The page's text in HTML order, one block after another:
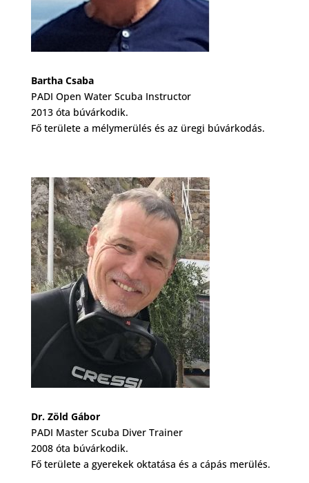
Bartha Csaba
PADI Open Water Scuba Instructor
2013 óta búvárkodik.
Fő területe a mélymerülés és az üregi búvárkodás.
Dr. Zöld Gábor
PADI Master Scuba Diver Trainer
2008 óta búvárkodik.
Fő területe a gyerekek oktatása és a cápás merülés.